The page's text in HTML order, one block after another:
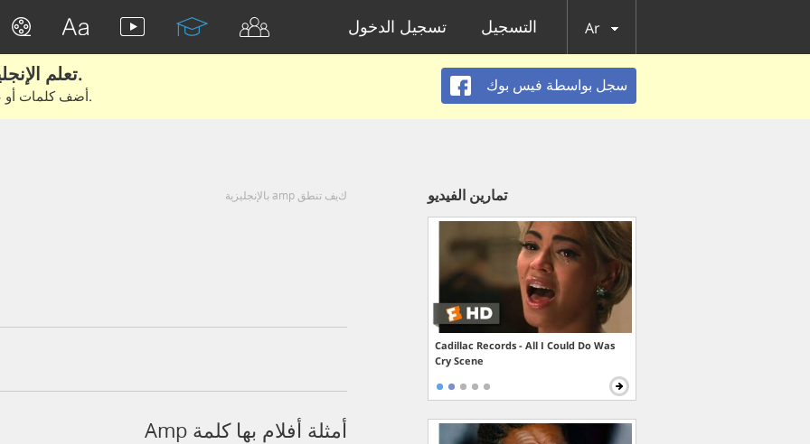
تسجيل الدخول التسجيل Ar
تعلم الإنجليزية الحقيقية من الأفلام والكتب.
أضف كلمات أو عبارات للتعلم والتدريب مع متعلمين آخرين.
سجل بواسطة فيس بوك
كيف تنطق amp بالإنجليزية
أمثلة أفلام بها كلمة Amp
تمارين الفيديو
Cadillac Records - All I Could Do Was
Cry Scene